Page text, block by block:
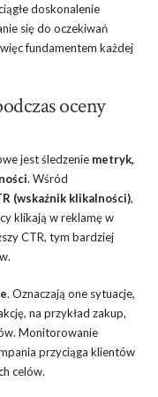
doskonalenie
się do oczekiwań
fundamentem każdej
oceny
jest śledzenie metryk,
. Wśród
(wskaźnik klikalności),
klikają w reklamę w
CTR, tym bardziej
. Oznaczają one sytuacje,
na przykład zakup,
Monitorowanie
przyciąga klientów
celów.